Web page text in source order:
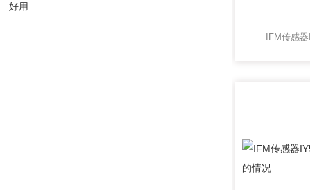
IFM传感
好用